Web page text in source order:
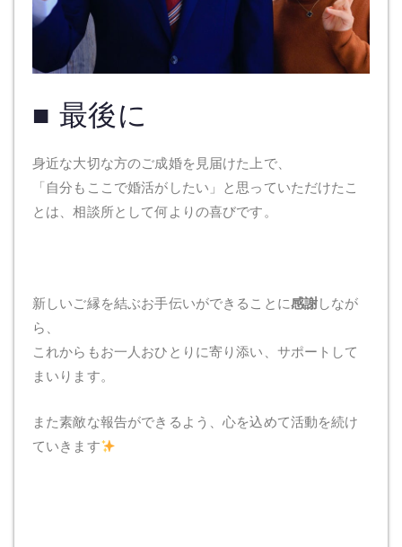
■ 最後に
身近な大切な方のご成婚を見届けた上で、
「自分もここで婚活がしたい」と思っていただけたこ
とは、相談所として何よりの喜びです。
新しいご縁を結ぶお手伝いができることに感謝しなが
ら、
これからもお一人おひとりに寄り添い、サポートして
まいります。
また素敵な報告ができるよう、心を込めて活動を続け
ていきます